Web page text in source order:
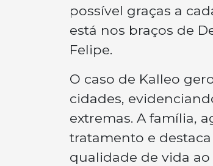
possível graças a
está nos braços de
Felipe.
O caso de Kalleo
cidades,
extremas. A família,
tratamento e
qualidade de vida